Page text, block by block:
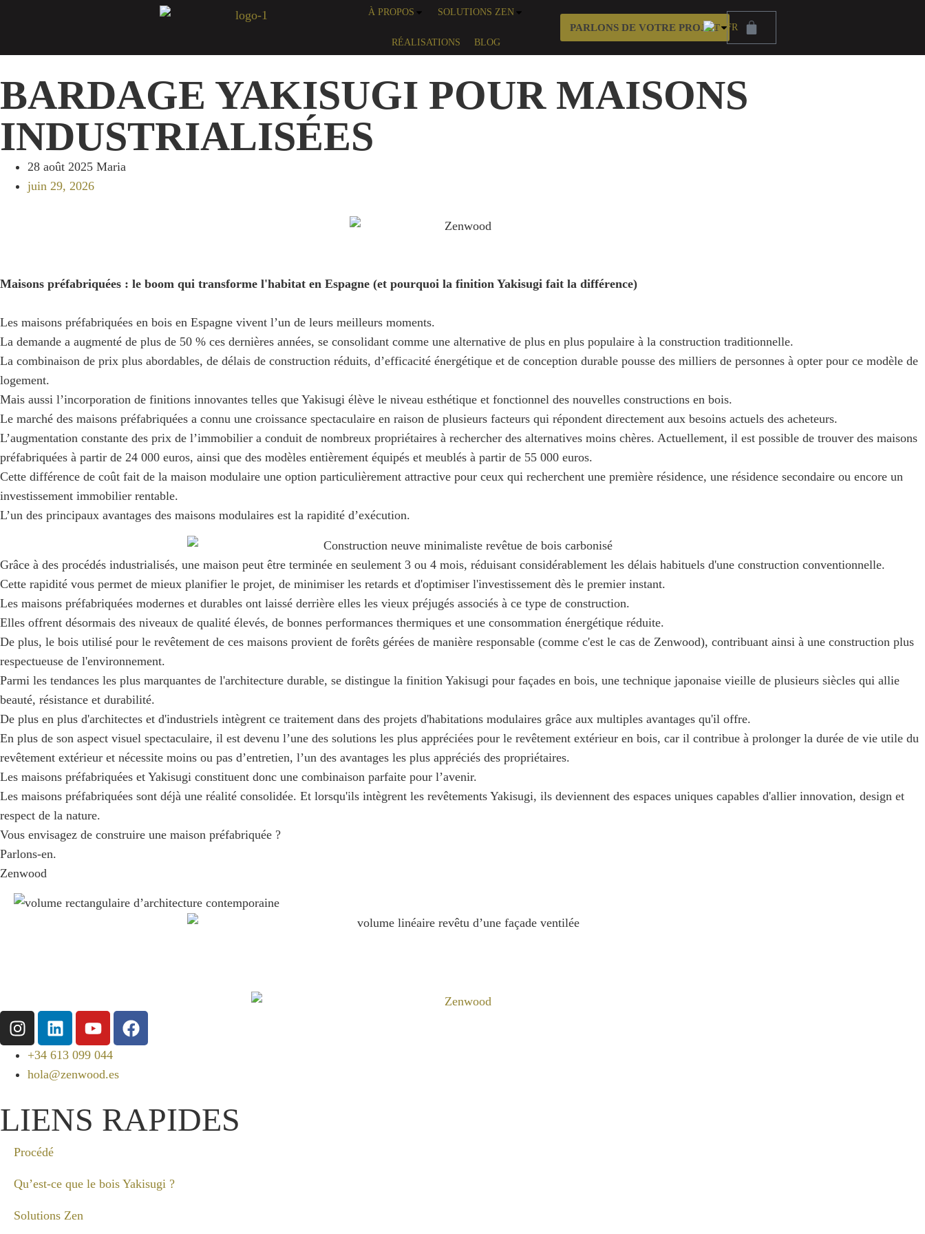
À PROPOS SOLUTIONS ZEN
RÉALISATIONS BLOG
PARLONS DE VOTRE PROJET
BARDAGE YAKISUGI POUR MAISONS
INDUSTRIALISÉES
28 août 2025 Maria
juin 29, 2026
Maisons préfabriquées : le boom qui transforme l'habitat en Espagne (et pourquoi la finition Yakisugi fait la différence)
Les maisons préfabriquées en bois en Espagne vivent l’un de leurs meilleurs moments.
La demande a augmenté de plus de 50 % ces dernières années, se consolidant comme une alternative de plus en plus populaire à la construction traditionnelle.
La combinaison de prix plus abordables, de délais de construction réduits, d’efficacité énergétique et de conception durable pousse des milliers de personnes à opter pour ce modèle de
logement.
Mais aussi l’incorporation de finitions innovantes telles que Yakisugi élève le niveau esthétique et fonctionnel des nouvelles constructions en bois.
Le marché des maisons préfabriquées a connu une croissance spectaculaire en raison de plusieurs facteurs qui répondent directement aux besoins actuels des acheteurs.
L’augmentation constante des prix de l’immobilier a conduit de nombreux propriétaires à rechercher des alternatives moins chères. Actuellement, il est possible de trouver des maisons
préfabriquées à partir de 24 000 euros, ainsi que des modèles entièrement équipés et meublés à partir de 55 000 euros.
Cette différence de coût fait de la maison modulaire une option particulièrement attractive pour ceux qui recherchent une première résidence, une résidence secondaire ou encore un
investissement immobilier rentable.
L’un des principaux avantages des maisons modulaires est la rapidité d’exécution.
Grâce à des procédés industrialisés, une maison peut être terminée en seulement 3 ou 4 mois, réduisant considérablement les délais habituels d'une construction conventionnelle.
Cette rapidité vous permet de mieux planifier le projet, de minimiser les retards et d'optimiser l'investissement dès le premier instant.
Les maisons préfabriquées modernes et durables ont laissé derrière elles les vieux préjugés associés à ce type de construction.
Elles offrent désormais des niveaux de qualité élevés, de bonnes performances thermiques et une consommation énergétique réduite.
De plus, le bois utilisé pour le revêtement de ces maisons provient de forêts gérées de manière responsable (comme c'est le cas de Zenwood), contribuant ainsi à une construction plus
respectueuse de l'environnement.
Parmi les tendances les plus marquantes de l'architecture durable, se distingue la finition Yakisugi pour façades en bois, une technique japonaise vieille de plusieurs siècles qui allie
beauté, résistance et durabilité.
De plus en plus d'architectes et d'industriels intègrent ce traitement dans des projets d'habitations modulaires grâce aux multiples avantages qu'il offre.
En plus de son aspect visuel spectaculaire, il est devenu l’une des solutions les plus appréciées pour le revêtement extérieur en bois, car il contribue à prolonger la durée de vie utile du
revêtement extérieur et nécessite moins ou pas d’entretien, l’un des avantages les plus appréciés des propriétaires.
Les maisons préfabriquées et Yakisugi constituent donc une combinaison parfaite pour l’avenir.
Les maisons préfabriquées sont déjà une réalité consolidée. Et lorsqu'ils intègrent les revêtements Yakisugi, ils deviennent des espaces uniques capables d'allier innovation, design et
respect de la nature.
Vous envisagez de construire une maison préfabriquée ?
Parlons-en.
Zenwood
+34 613 099 044
hola@zenwood.es
LIENS RAPIDES
Procédé
Qu’est-ce que le bois Yakisugi ?
Solutions Zen